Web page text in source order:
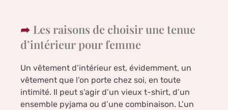
Les raisons de choisir une tenue
d’intérieur pour femme
Un vêtement d’intérieur est, évidemment, un
vêtement que l’on porte chez soi, en toute
intimité. Il peut s’agir d’un vieux t-shirt, d’un
ensemble pyjama ou d’une combinaison. L’un